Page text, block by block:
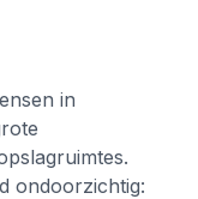
in
ondoorzichtig: